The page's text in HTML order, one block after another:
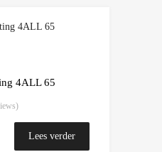
4ALL 65
Lees verder